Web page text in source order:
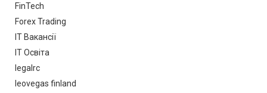
FinTech
Forex Trading
IT Вакансії
IT Освіта
legalrc
leovegas finland